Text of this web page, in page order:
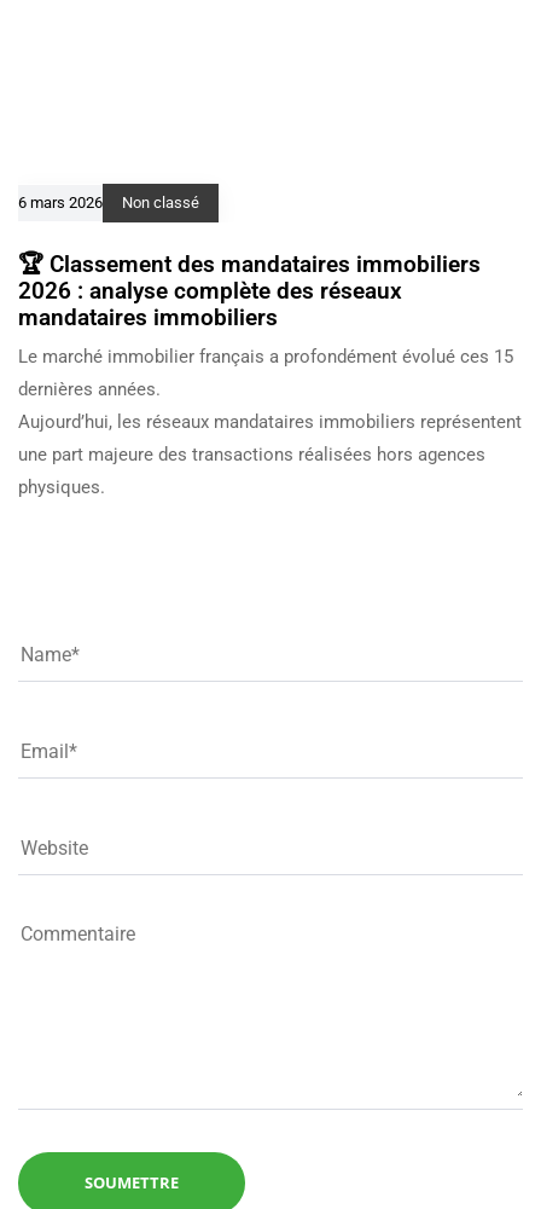
6 mars 2026 Non classé
🏆 Classement des mandataires immobiliers
2026 : analyse complète des réseaux
mandataires immobiliers
Le marché immobilier français a profondément évolué ces 15
dernières années.
Aujourd’hui, les réseaux mandataires immobiliers représentent
une part majeure des transactions réalisées hors agences
physiques.